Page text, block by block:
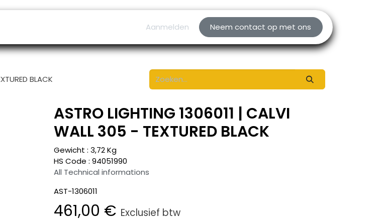
Aanmelden Neem contact op met ons
BLACK
ASTRO LIGHTING 1306011 | CALVI
WALL 305 - TEXTURED BLACK
Gewicht : 3,72Kg
HS Code : 94051990
All Technical informations
AST-1306011
461,00 € Exclusief btw